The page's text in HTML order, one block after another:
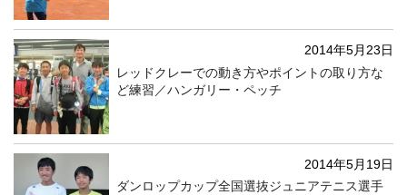
2014年5月23日
レッドクレーでの動き方やポイントの取り方な
ど練習／ハンガリー・ペッチ
2014年5月19日
ダンロップカップ全国選抜ジュニアテニス選手